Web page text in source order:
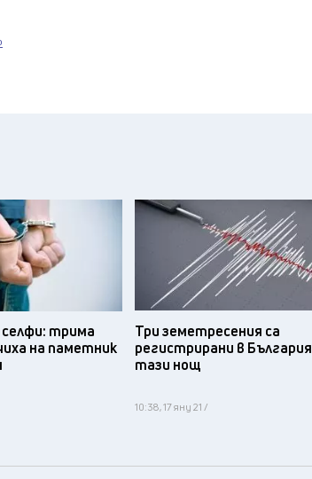
трима
на паметник
Три земетресения са
регистрирани в България
тази нощ
10:38, 17 яну 21 /